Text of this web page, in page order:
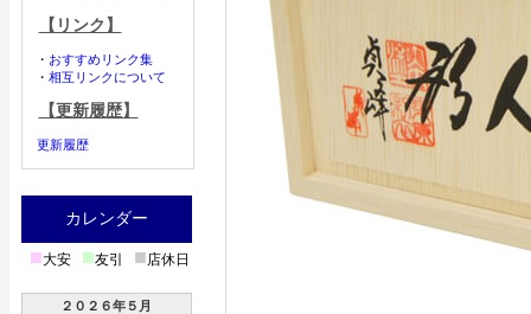
【リンク】
・ おすすめリンク集
・ 相互リンクについて
【更新履歴】
更新履歴
カレンダー
■大安 ■友引 ■店休日
２０２６年５月